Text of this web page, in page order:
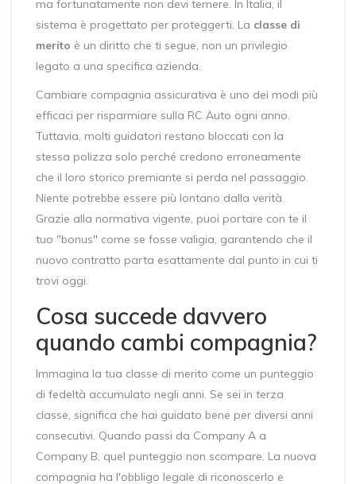
ma fortunatamente non devi temere. In Italia, il
sistema è progettato per proteggerti. La classe di
merito è un diritto che ti segue, non un privilegio
legato a una specifica azienda.
Cambiare compagnia assicurativa è uno dei modi più
efficaci per risparmiare sulla RC Auto ogni anno.
Tuttavia, molti guidatori restano bloccati con la
stessa polizza solo perché credono erroneamente
che il loro storico premiante si perda nel passaggio.
Niente potrebbe essere più lontano dalla verità.
Grazie alla normativa vigente, puoi portare con te il
tuo "bonus" come se fosse valigia, garantendo che il
nuovo contratto parta esattamente dal punto in cui ti
trovi oggi.
Cosa succede davvero
quando cambi compagnia?
Immagina la tua classe di merito come un punteggio
di fedeltà accumulato negli anni. Se sei in terza
classe, significa che hai guidato bene per diversi anni
consecutivi. Quando passi da Company A a
Company B, quel punteggio non scompare. La nuova
compagnia ha l'obbligo legale di riconoscerlo e